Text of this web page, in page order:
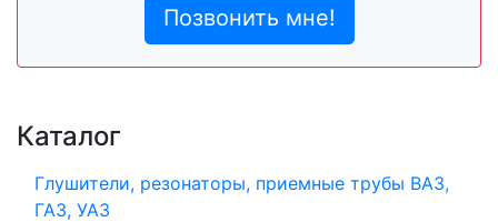
Позвонить мне!
Каталог
Глушители, резонаторы, приемные трубы ВАЗ,
ГАЗ, УАЗ